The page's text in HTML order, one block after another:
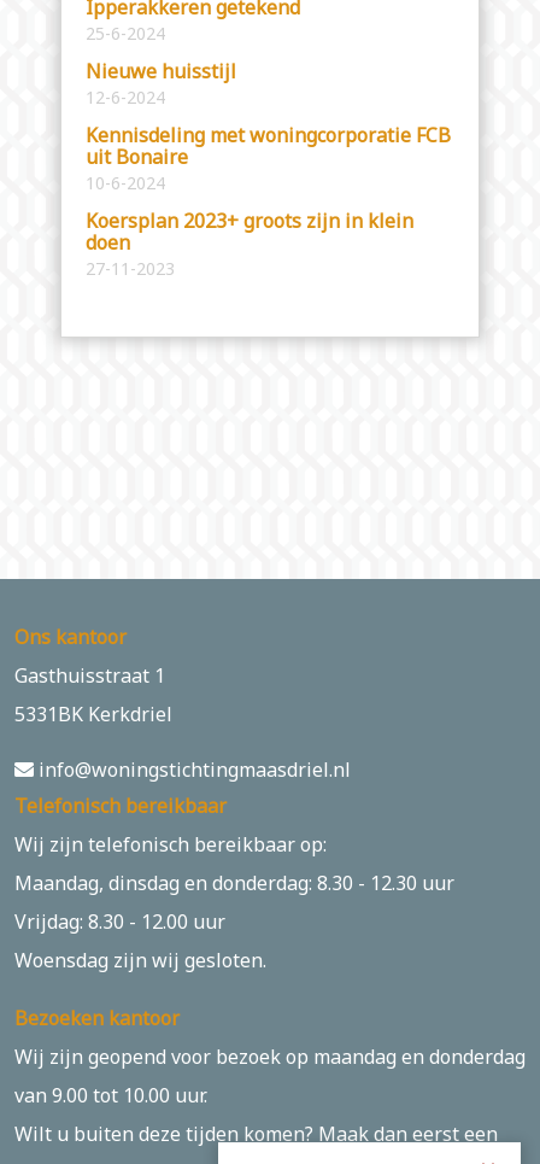
Ipperakkeren getekend
25-6-2024
Nieuwe huisstijl
12-6-2024
Kennisdeling met woningcorporatie FCB
uit Bonaire
10-6-2024
Koersplan 2023+ groots zijn in klein
doen
27-11-2023
Ons kantoor
Gasthuisstraat 1
5331BK Kerkdriel
info@woningstichtingmaasdriel.nl
Telefonisch bereikbaar
Wij zijn telefonisch bereikbaar op:
Maandag, dinsdag en donderdag: 8.30 - 12.30 uur
Vrijdag: 8.30 - 12.00 uur
Woensdag zijn wij gesloten.
Bezoeken kantoor
Wij zijn geopend voor bezoek op maandag en donderdag
van 9.00 tot 10.00 uur.
Wilt u buiten deze tijden komen? Maak dan eerst een